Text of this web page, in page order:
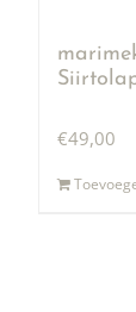
€49,00